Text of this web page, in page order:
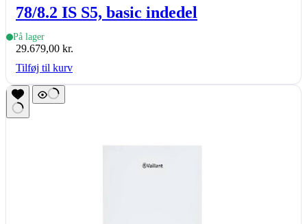
78/8.2 IS S5, basic indedel
På lager
29.679,00 kr.
Tilføj til kurv